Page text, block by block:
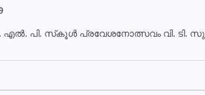
എ. എല്‍. പി. സ്‌കൂള്‍ പ്രവേശനോത്സവം വി.